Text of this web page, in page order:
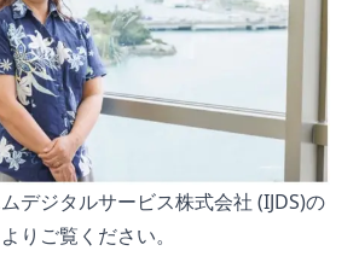
デジタルサービス株式会社 (IJDS)の
りご覧ください。